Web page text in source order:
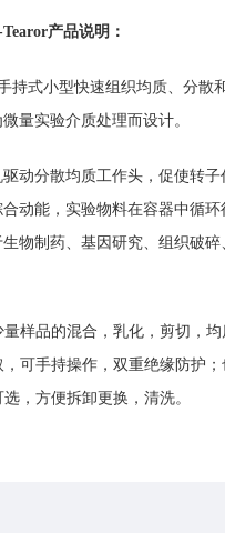
产品说明：
持式小型快速组织均质、分
量实验介质处理而设计。
动分散均质工作头，促使转
动能，实验物料在容器中循
物制药、基因研究、组织破
样品的混合，乳化，剪切，
可手持操作，双重绝缘防护
，方便拆卸更换，清洗。